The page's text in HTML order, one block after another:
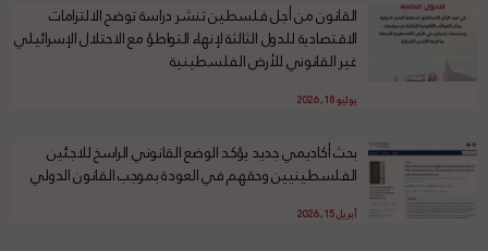
القانون من أجل فلسطين تنشر دراسة توضح الالتزامات
الاقتصادية للدول الثالثة لإنهاء التواطؤ مع الاحتلال الإسرائيلي
غير القانوني للأرض الفلسطينية
يوليو 18, 2026
بحث أكاديمي جديد يؤكد الوضع القانوني الراسخ للاجئين
الفلسطينيين وحقهم في العودة بموجب القانون الدولي
أبريل 15, 2026